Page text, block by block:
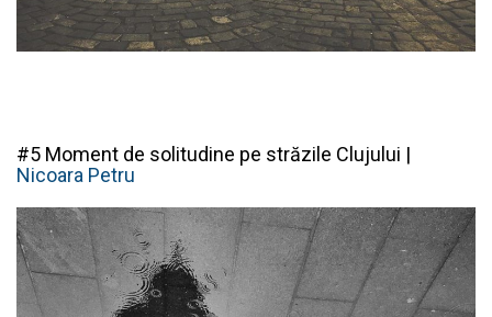
#5 Moment de solitudine pe străzile Clujului |
Nicoara Petru